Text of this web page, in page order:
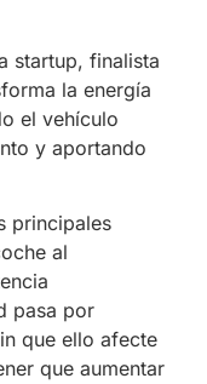
startup, finalista
la energía
el vehículo
y aportando
principales
al
pasa por
que ello afecte
que aumentar